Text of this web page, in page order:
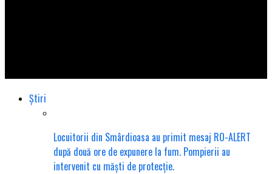
Știri
Locuitorii din Smârdioasa au primit mesaj RO-ALERT
după două ore de expunere la fum. Pompierii au
intervenit cu măști de protecție.